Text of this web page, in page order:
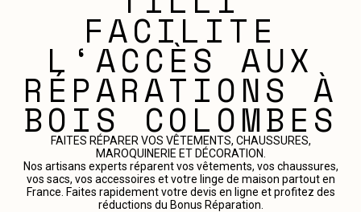
FACILITE
L‘ACCÈS AUX
RÉPARATIONS À
BOIS COLOMBES
FAITES RÉPARER VOS VÊTEMENTS, CHAUSSURES,
MAROQUINERIE ET DÉCORATION.
Nos artisans experts réparent vos vêtements, vos chaussures,
vos sacs, vos accessoires et votre linge de maison partout en
France. Faites rapidement votre devis en ligne et profitez des
réductions du Bonus Réparation.